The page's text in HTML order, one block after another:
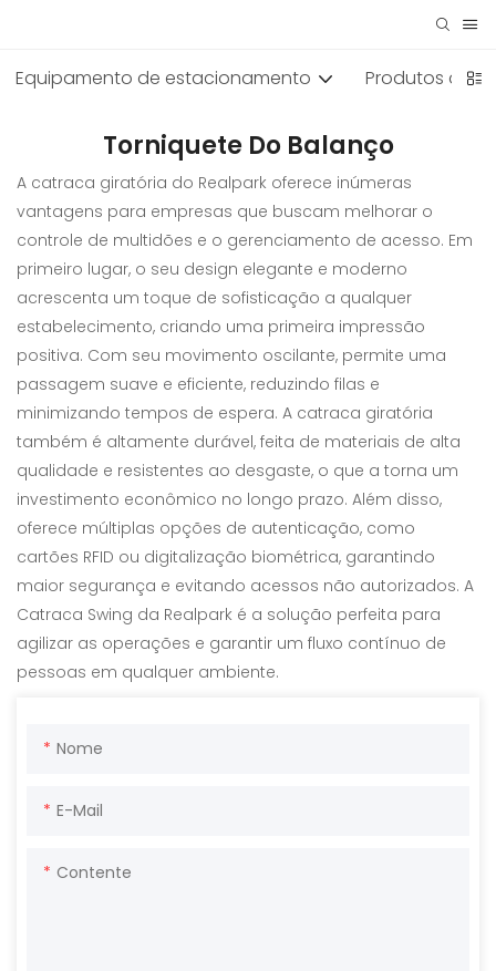
Equipamento de estacionamento Produtos de
Torniquete Do Balanço
A catraca giratória do Realpark oferece inúmeras
vantagens para empresas que buscam melhorar o
controle de multidões e o gerenciamento de acesso. Em
primeiro lugar, o seu design elegante e moderno
acrescenta um toque de sofisticação a qualquer
estabelecimento, criando uma primeira impressão
positiva. Com seu movimento oscilante, permite uma
passagem suave e eficiente, reduzindo filas e
minimizando tempos de espera. A catraca giratória
também é altamente durável, feita de materiais de alta
qualidade e resistentes ao desgaste, o que a torna um
investimento econômico no longo prazo. Além disso,
oferece múltiplas opções de autenticação, como
cartões RFID ou digitalização biométrica, garantindo
maior segurança e evitando acessos não autorizados. A
Catraca Swing da Realpark é a solução perfeita para
agilizar as operações e garantir um fluxo contínuo de
pessoas em qualquer ambiente.
Nome
E-Mail
Contente